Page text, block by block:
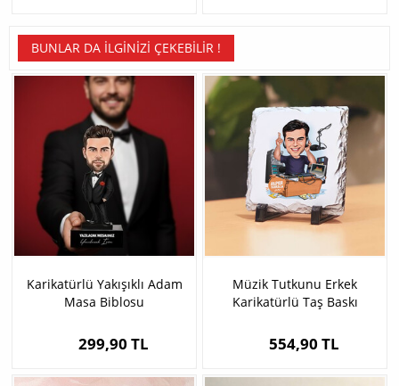
BUNLAR DA İLGINIZI ÇEKEBILIR !
Karikatürlü Yakışıklı Adam
Masa Biblosu
299,90 TL
Müzik Tutkunu Erkek
Karikatürlü Taş Baskı
554,90 TL